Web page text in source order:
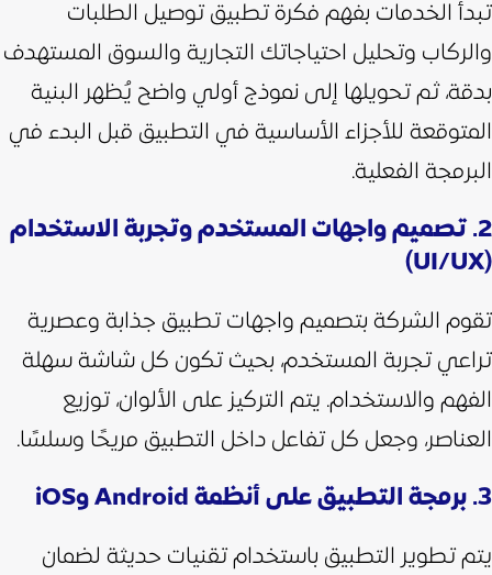
تبدأ الخدمات بفهم فكرة تطبيق توصيل الطلبات
والركاب وتحليل احتياجاتك التجارية والسوق المستهدف
بدقة، ثم تحويلها إلى نموذج أولي واضح يُظهر البنية
المتوقعة للأجزاء الأساسية في التطبيق قبل البدء في
البرمجة الفعلية.
2. تصميم واجهات المستخدم وتجربة الاستخدام
(UI/UX)
تقوم الشركة بتصميم واجهات تطبيق جذابة وعصرية
تراعي تجربة المستخدم، بحيث تكون كل شاشة سهلة
الفهم والاستخدام. يتم التركيز على الألوان، توزيع
العناصر، وجعل كل تفاعل داخل التطبيق مريحًا وسلسًا.
3. برمجة التطبيق على أنظمة Android وiOS
يتم تطوير التطبيق باستخدام تقنيات حديثة لضمان